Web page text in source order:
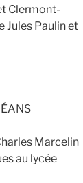
Clermont-
Jules Paulin et
Marcelin
au lycée